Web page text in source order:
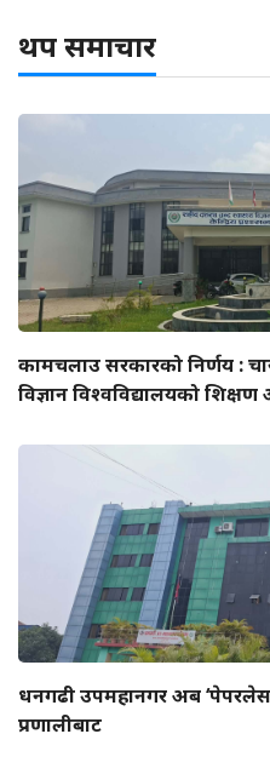
थप समाचार
कामचलाउ सरकारको निर्णय :
विज्ञान विश्वविद्यालयको
धनगढी उपमहानगर अब
प्रणालीबाट